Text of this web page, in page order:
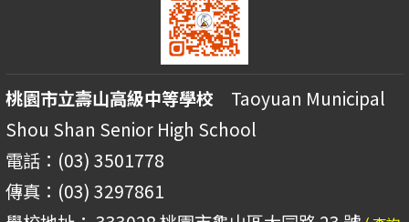
桃園市立壽山高級中等學校 Taoyuan Municipal
Shou Shan Senior High School
電話：(03) 3501778
傳真：(03) 3297861